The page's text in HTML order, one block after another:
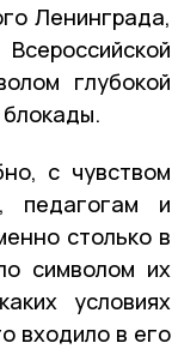
Ленинграда,
глубокой
с чувством
педагогам и
столько в
символом их
условиях
входило в его